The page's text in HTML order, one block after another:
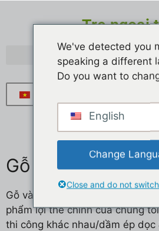
Tre ngoại
Gỗ tre & chốt
Gỗ và chốt tre chắc chắn là
phẩm lợi thế chính của chúng
thi công khác nhau/dầm ép
We've detected you
speaking a different
Do you want to
English
Change
Close and do not